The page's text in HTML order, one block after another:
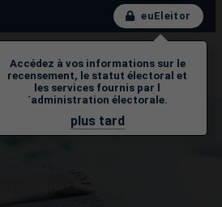
euEleitor
Accédez à vos informations sur le
recensement, le statut électoral et
les services fournis par l
´administration électorale.
plus tard
Eleitor